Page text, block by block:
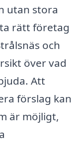
utan stora
rätt företag
och
över vad
Att
förslag kan
är möjligt,